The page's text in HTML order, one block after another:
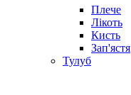
Плече
Лікоть
Кисть
Зап'ястя
Тулуб